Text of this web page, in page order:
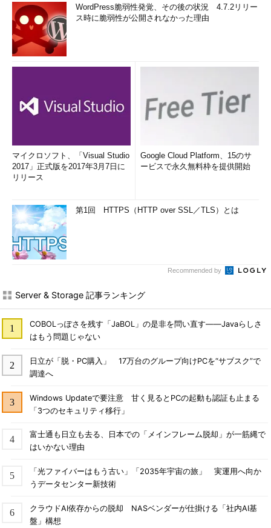
WordPress脆弱性発覚、その後の状況 4.7.2リリー
ス時に脆弱性が公開されなかった理由
マイクロソフト、「Visual Studio
2017」正式版を2017年3月7日に
リリース
Google Cloud Platform、15のサ
ービスで永久無料枠を提供開始
第1回 HTTPS（HTTP over SSL／TLS）とは
Recommended by
Server & Storage 記事ランキング
COBOLっぽさを残す「JaBOL」の是非を問い直す――Javaらしさ
はもう問題じゃない
日立が「脱・PC購入」 17万台のグループ向けPCを“サブスク”で
調達へ
Windows Updateで要注意 甘く見るとPCの起動も認証も止まる
「3つのセキュリティ移行」
富士通も日立も去る、日本での「メインフレーム脱却」が一筋縄で
はいかない理由
「光ファイバーはもう古い」「2035年宇宙の旅」 実運用へ向か
うデータセンター新技術
クラウドAI依存からの脱却 NASベンダーが仕掛ける「社内AI基
盤」構想